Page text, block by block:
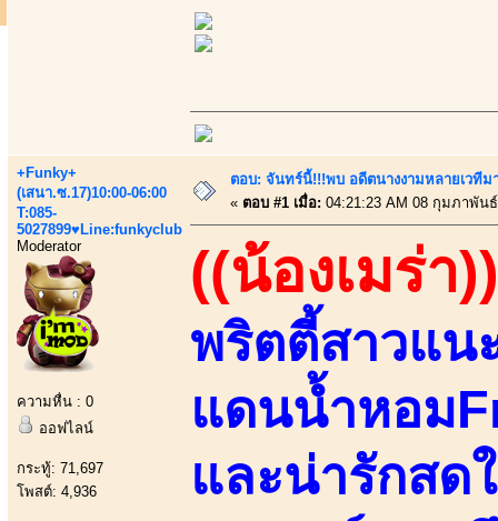
+Funky+
(เสนา.ซ.17)10:00-06:00
T:085-
5027899♥Line:funkyclub
Moderator
ความหื่น : 0
ออฟไลน์
กระทู้: 71,697
โพสต์: 4,936
ตอบ: จันทร์นี้!!!พบ อดีตนางงามหลายเวที
« ตอบ #1 เมื่อ: 04:21:23 AM 08 กุมภาพัน
((น้องเมร่า))
พริตตี้สาวแน
แดนน้ำหอม
และน่ารักสด